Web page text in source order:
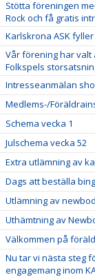
Stötta föreningen
Rock och få gratis
Karlskrona ASK fyller
Vår förening har
Folkspels
Intresseanmälan
Medlems-/
Schema vecka 1
Julschema vecka 52
Extra utlämning av
Dags att beställa
Utlämning av
Uthämtning av
Välkommen på
Nu tar vi nästa steg
engagemang inom